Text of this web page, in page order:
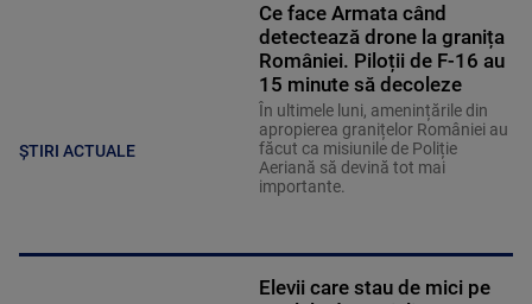
ȘTIRI ACTUALE
Ce face Armata când
detectează drone la granița
României. Piloții de F-16 au
15 minute să decoleze
În ultimele luni, amenințările din
apropierea granițelor României au
făcut ca misiunile de Poliție
Aeriană să devină tot mai
importante.
Elevii care stau de mici pe